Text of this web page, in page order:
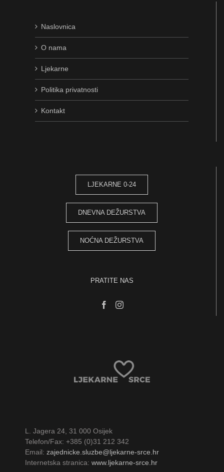
Naslovnica
O nama
Ljekarne
Politika privatnosti
Kontakt
LJEKARNE 0-24
DNEVNA DEŽURSTVA
NOĆNA DEŽURSTVA
PRATITE NAS
L. Jagera 24, 31 000 Osijek
Telefon/Fax: +385 (0)31 212 342
Email: zajednicke.sluzbe@ljekarne-srce.hr
Internetska stranica: www.ljekarne-srce.hr